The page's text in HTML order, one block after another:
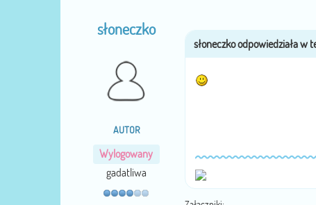
słoneczko
AUTOR
Wylogowany
gadatliwa